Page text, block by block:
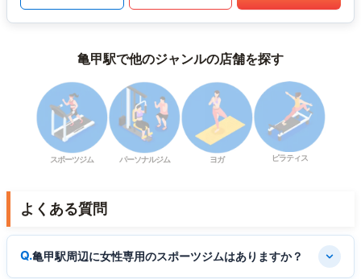
亀甲駅で他のジャンルの店舗を探す
スポーツジム パーソナルジム ヨガ ピラティス
よくある質問
亀甲駅周辺に女性専用のスポーツジムはありますか？